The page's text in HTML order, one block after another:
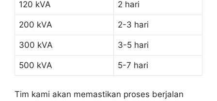
120 kVA 2 hari
200 kVA 2-3 hari
300 kVA 3-5 hari
500 kVA 5-7 hari
Tim kami akan memastikan proses berjalan